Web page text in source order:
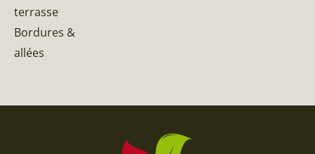
terrasse
Bordures &
allées